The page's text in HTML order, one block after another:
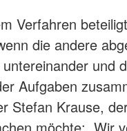
Verfahren
die andere
und
Aufgaben
Stefan Krause,